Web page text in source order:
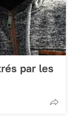
par les